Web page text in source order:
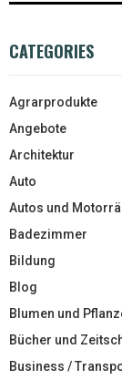
CATEGORIES
Agrarprodukte
Angebote
Architektur
Auto
Autos und
Badezimmer
Bildung
Blog
Blumen und
Bücher und
Business /